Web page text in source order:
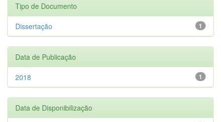
Tipo de Documento
1
Dissertação
Data de Publicação
1
2018
Data de Disponibilização